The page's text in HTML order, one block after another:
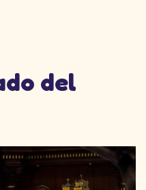
del